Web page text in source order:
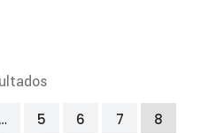
… 5 6 7
8